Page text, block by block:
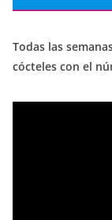
Todas las
cócteles con el